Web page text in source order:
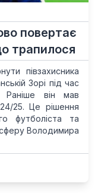
повертає
трапилося
півзахисника
Зорі під час
Раніше він мав
25. Це рішення
футболіста та
Володимира